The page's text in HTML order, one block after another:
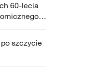
60-lecia
po szczycie